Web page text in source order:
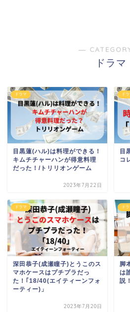
―
ドラマ
ドラマ
目黒蓮(ハル)は料理ができる！
キムチチャーハンが得意料理
だった！/トリリオンゲーム
2023年7月22日
ド
目
コ
ドラマ
深田恭子(成瀬瞳子)とうこのス
マホケースはプチプラだっ
た！｢18/40(エイティーンフォ
ーティー)」
2023年7月20日
ド
脚
は
説